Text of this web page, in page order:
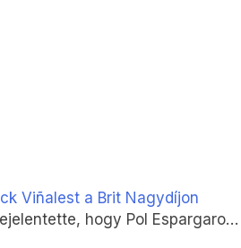
Viñalest a Brit Nagydíjon
hogy Pol Espargaro…